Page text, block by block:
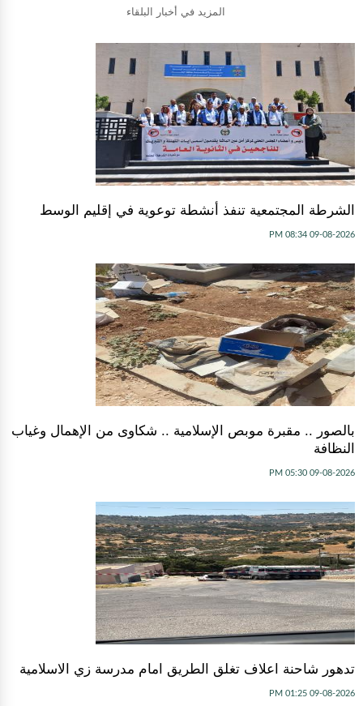
المزيد في أخبار البلقاء
الشرطة المجتمعية تنفذ أنشطة توعوية في إقليم الوسط
09-08-2026 08:34 PM
بالصور .. مقبرة موبص الإسلامية .. شكاوى من الإهمال وغياب
النظافة
09-08-2026 05:30 PM
تدهور شاحنة اعلاف تغلق الطريق امام مدرسة زي الاسلامية
09-08-2026 01:25 PM